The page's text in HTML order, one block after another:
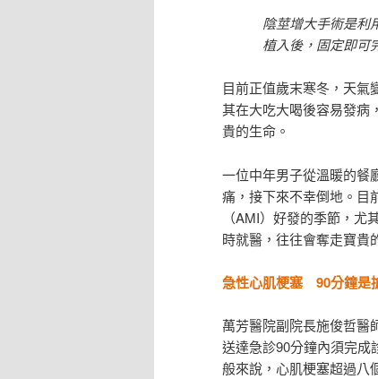
陰莖增大手術是利
植入後，固定即可
目前正值歲末寒冬，天氣
其在大吃大喝後容易發病
貴的生命。
一位中年男子從溫暖的餐
痛，接下來不幸倒地。目
（AMI）好發的季節，
時就醫，往往會奪走寶貴
急性心肌梗塞 90分鐘是
萬芳醫院副院長施俊哲醫
送達急診90分鐘內須完成
般來說，心肌梗塞超過八